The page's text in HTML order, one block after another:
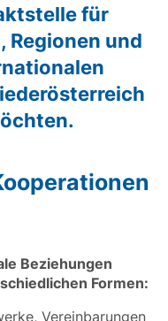
für
Regionen und
Beziehungen
Formen:
Vereinbarungen